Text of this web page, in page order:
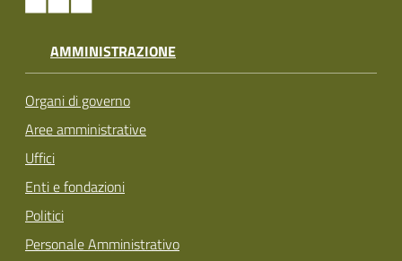
AMMINISTRAZIONE
Organi di governo
Aree amministrative
Uffici
Enti e fondazioni
Politici
Personale Amministrativo